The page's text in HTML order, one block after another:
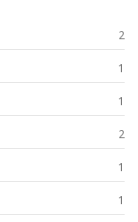
2
1
1
2
1
1